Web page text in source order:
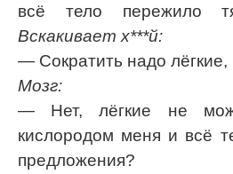
всё тело пережило
Вскакивает х***й:
— Сократить надо лёгкие,
Мозг:
— Нет, лёгкие не
кислородом меня и всё
предложения?